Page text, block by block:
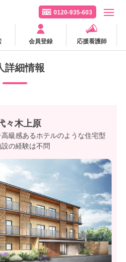
0120-935-603
会員登録 応援看護師
詳細情報
々木上原
級感あるホテルのような住宅型
の経験は不問